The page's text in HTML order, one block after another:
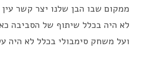
ממקום שבו הבן שלנו יצר קשר
לא היה בכלל שיתוף של הסביבה
ועל משחק סימבולי בכלל לא היה